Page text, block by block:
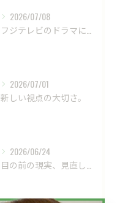
2026/07/08
2026/07/01
新しい視点の大切さ。
2026/06/24